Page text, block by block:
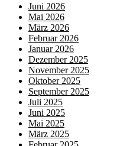
Juni 2026
Mai 2026
März 2026
Februar 2026
Januar 2026
Dezember 2025
November 2025
Oktober 2025
September 2025
Juli 2025
Juni 2025
Mai 2025
März 2025